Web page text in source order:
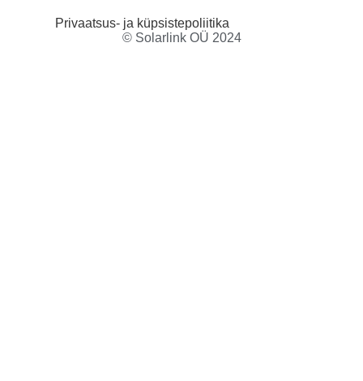
Privaatsus- ja küpsistepoliitika
© Solarlink OÜ 2024